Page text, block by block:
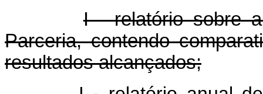
I - relatório sobre
Parceria, contendo
resultados alcançados;